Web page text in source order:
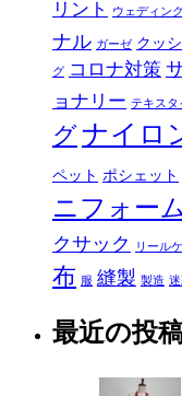
リント ウェディン
ナル ガーゼ クッ
グ コロナ対策
ョナリー テキスタ
グナイロ
ペット ポシェット
ニフォー
クサック
リール
布 服 縫製 製造
最近の投